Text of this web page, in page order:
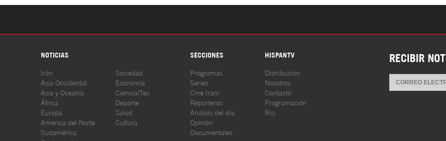
NOTICIAS SECCIONES HISPANTV
Irán
Asia Occidental
Asia y Oceanía
África
Europa
América del Norte
Sudamérica
Sociedad
Economía
Ciencia/Tec
Deporte
Salud
Cultura
Programas
Series
Cine Iraní
Reporteros
Análisis del día
Opinión
Documentales
Distribución
Nosotros
Contacto
Programación
Rss
RECIBIR